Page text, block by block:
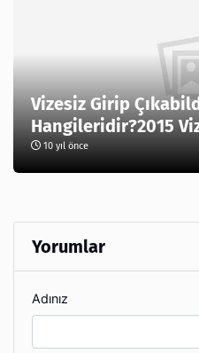
Vizesiz Girip
Hangileridir?2015
10 yıl önce
Yorumlar
Adınız